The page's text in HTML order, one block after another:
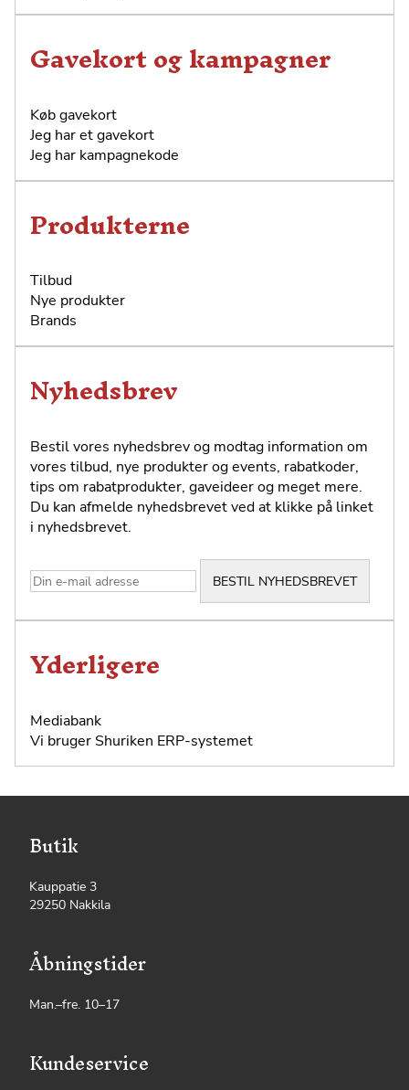
Gavekort og kampagner
Køb gavekort
Jeg har et gavekort
Jeg har kampagnekode
Produkterne
Tilbud
Nye produkter
Brands
Nyhedsbrev
Bestil vores nyhedsbrev og modtag information om
vores tilbud, nye produkter og events, rabatkoder,
tips om rabatprodukter, gaveideer og meget mere.
Du kan afmelde nyhedsbrevet ved at klikke på linket
i nyhedsbrevet.
Yderligere
Mediabank
Vi bruger Shuriken ERP-systemet
Butik
Kauppatie 3
29250 Nakkila
Åbningstider
Man.–fre. 10–17
Kundeservice